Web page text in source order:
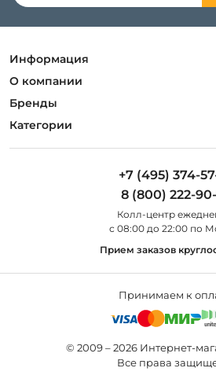
Информация
Политика конфиденциальности
Гарантия
Оплата и доставка
О компании
О компании
Контакты
Бренды
Artelamp
Категории
Люстры
Уличные светильники
+7 (495) 374-
8 (800) 222-
Колл-центр
с 08:00 до 22:00 по
Прием заказов
Принимаем к
© 2009 – 2026 Интернет-
Все права